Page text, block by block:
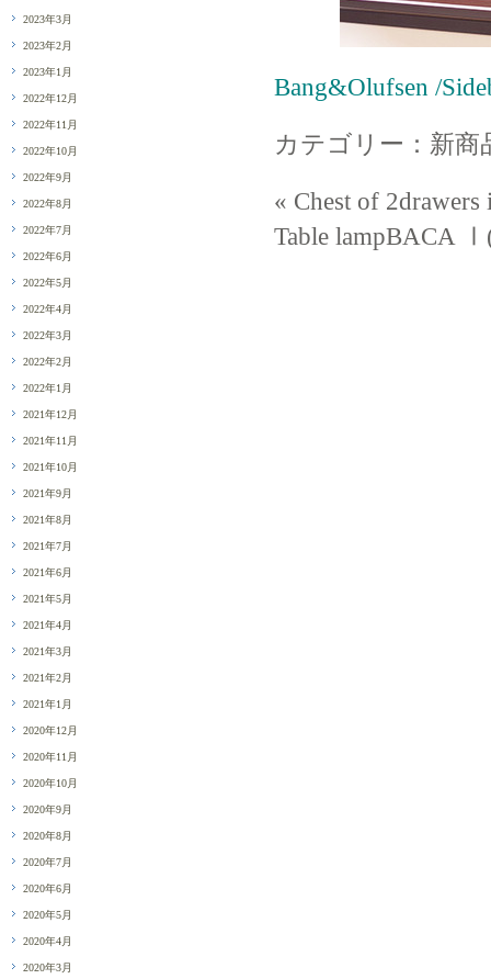
Bang&Olufsen /
カテゴリー：新
« Chest of
Table lampBACA
2023年3月
2023年2月
2023年1月
2022年12月
2022年11月
2022年10月
2022年9月
2022年8月
2022年7月
2022年6月
2022年5月
2022年4月
2022年3月
2022年2月
2022年1月
2021年12月
2021年11月
2021年10月
2021年9月
2021年8月
2021年7月
2021年6月
2021年5月
2021年4月
2021年3月
2021年2月
2021年1月
2020年12月
2020年11月
2020年10月
2020年9月
2020年8月
2020年7月
2020年6月
2020年5月
2020年4月
2020年3月